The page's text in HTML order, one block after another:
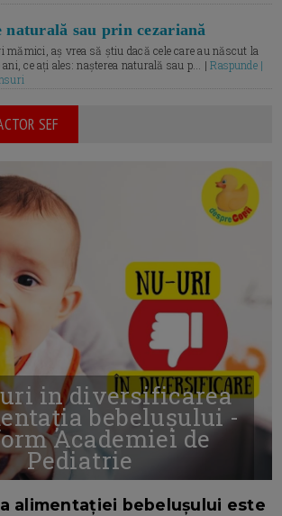
naturală sau prin cezariană
mămici, aș vrea să știu dacă cele care au născut la
ani, ce ați ales: nașterea naturală sau p... |Raspunde |
SEF
uri in diversificarea
bebelușului -
Academiei de
Pediatrie
alimentației bebelușului este